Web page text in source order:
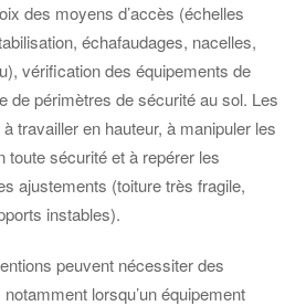
des moyens d’accès (échelles
échafaudages, nacelles,
vérification des équipements de
de périmètres de sécurité au sol. Les
travailler en hauteur, à manipuler les
toute sécurité et à repérer les
ajustements (toiture très fragile,
instables).
peuvent nécessiter des
lorsqu’un équipement